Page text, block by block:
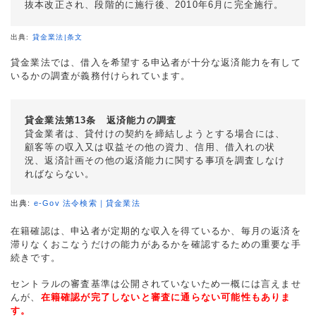
抜本改正され、段階的に施行後、2010年6月に完全施行。
出典: 貸金業法|条文
貸金業法では、借入を希望する申込者が十分な返済能力を有して
いるかの調査が義務付けられています。
貸金業法第13条 返済能力の調査
貸金業者は、貸付けの契約を締結しようとする場合には、
顧客等の収入又は収益その他の資力、信用、借入れの状
況、返済計画その他の返済能力に関する事項を調査しなけ
ればならない。
出典: e-Gov 法令検索｜貸金業法
在籍確認は、申込者が定期的な収入を得ているか、毎月の返済を
滞りなくおこなうだけの能力があるかを確認するための重要な手
続きです。
セントラルの審査基準は公開されていないため一概には言えませ
んが、 在籍確認が完了しないと審査に通らない可能性もありま
す。